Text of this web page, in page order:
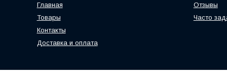
Главная
Товары
Контакты
Доставка и оплата
Отзывы
Часто